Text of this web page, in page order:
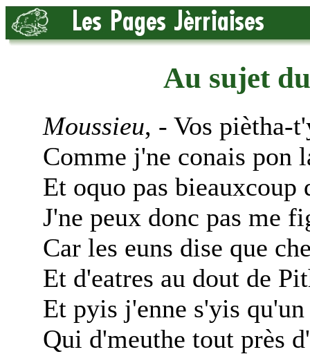
Au sujet
Moussieu, - Vos piètha-
Comme j'ne conais pon
Et oquo pas bieauxcoup
J'ne peux donc pas me
Car les euns dise que
Et d'eatres au dout de
Et pyis j'enne s'yis
Qui d'meuthe tout près